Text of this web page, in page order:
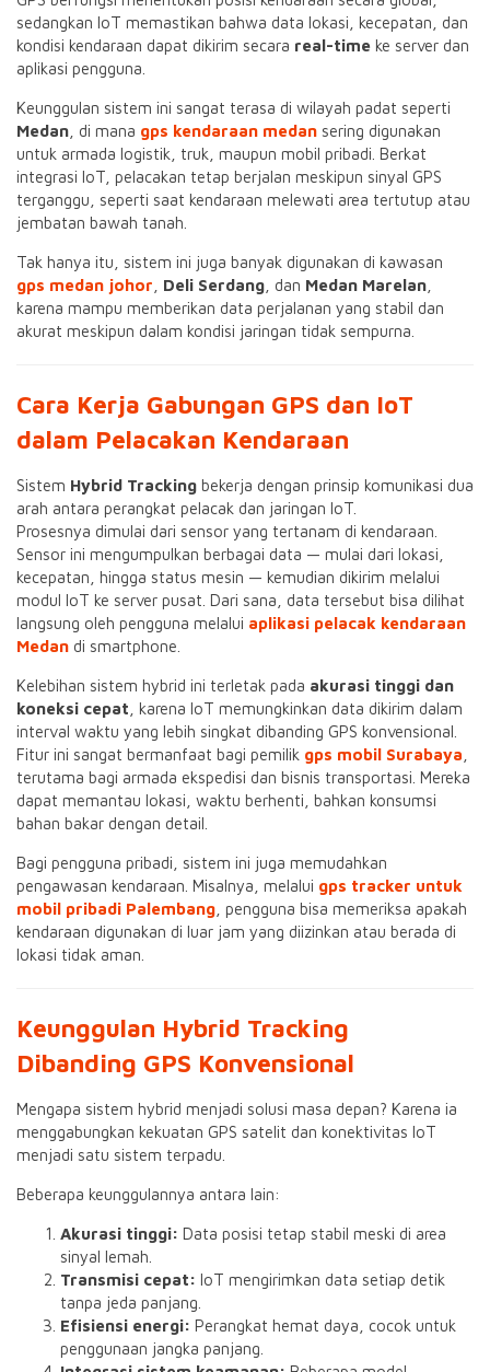
sedangkan IoT memastikan bahwa data lokasi, kecepatan, dan
kondisi kendaraan dapat dikirim secara real-time ke server dan
aplikasi pengguna.
Keunggulan sistem ini sangat terasa di wilayah padat seperti
Medan , di mana gps kendaraan medan sering digunakan
untuk armada logistik, truk, maupun mobil pribadi. Berkat
integrasi IoT, pelacakan tetap berjalan meskipun sinyal GPS
terganggu, seperti saat kendaraan melewati area tertutup atau
jembatan bawah tanah.
Tak hanya itu, sistem ini juga banyak digunakan di kawasan
gps medan johor
Deli Serdang , dan Medan Marelan
karena mampu memberikan data perjalanan yang stabil dan
akurat meskipun dalam kondisi jaringan tidak sempurna.
Cara Kerja Gabungan GPS dan IoT
dalam Pelacakan Kendaraan
Sistem Hybrid Tracking bekerja dengan prinsip komunikasi dua
arah antara perangkat pelacak dan jaringan IoT.
Prosesnya dimulai dari sensor yang tertanam di kendaraan.
Sensor ini mengumpulkan berbagai data — mulai dari lokasi,
kecepatan, hingga status mesin — kemudian dikirim melalui
modul IoT ke server pusat. Dari sana, data tersebut bisa dilihat
langsung oleh pengguna melalui aplikasi pelacak kendaraan
Medan di smartphone.
Kelebihan sistem hybrid ini terletak pada akurasi tinggi dan
koneksi cepat , karena IoT memungkinkan data dikirim dalam
interval waktu yang lebih singkat dibanding GPS konvensional.
Fitur ini sangat bermanfaat bagi pemilik gps mobil Surabaya
terutama bagi armada ekspedisi dan bisnis transportasi. Mereka
dapat memantau lokasi, waktu berhenti, bahkan konsumsi
bahan bakar dengan detail.
Bagi pengguna pribadi, sistem ini juga memudahkan
pengawasan kendaraan. Misalnya, melalui gps tracker untuk
mobil pribadi Palembang , pengguna bisa memeriksa apakah
kendaraan digunakan di luar jam yang diizinkan atau berada di
lokasi tidak aman.
Keunggulan Hybrid Tracking
Dibanding GPS Konvensional
Mengapa sistem hybrid menjadi solusi masa depan? Karena ia
menggabungkan kekuatan GPS satelit dan konektivitas IoT
menjadi satu sistem terpadu.
Beberapa keunggulannya antara lain:
Akurasi tinggi: Data posisi tetap stabil meski di area
sinyal lemah.
Transmisi cepat: IoT mengirimkan data setiap detik
tanpa jeda panjang.
Efisiensi energi: Perangkat hemat daya, cocok untuk
penggunaan jangka panjang.